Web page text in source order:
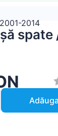
2014
spate